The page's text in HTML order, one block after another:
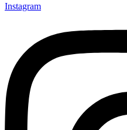
Instagram